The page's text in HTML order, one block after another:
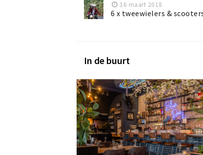
16 maart 2018
6 x tweewielers &
In de buurt